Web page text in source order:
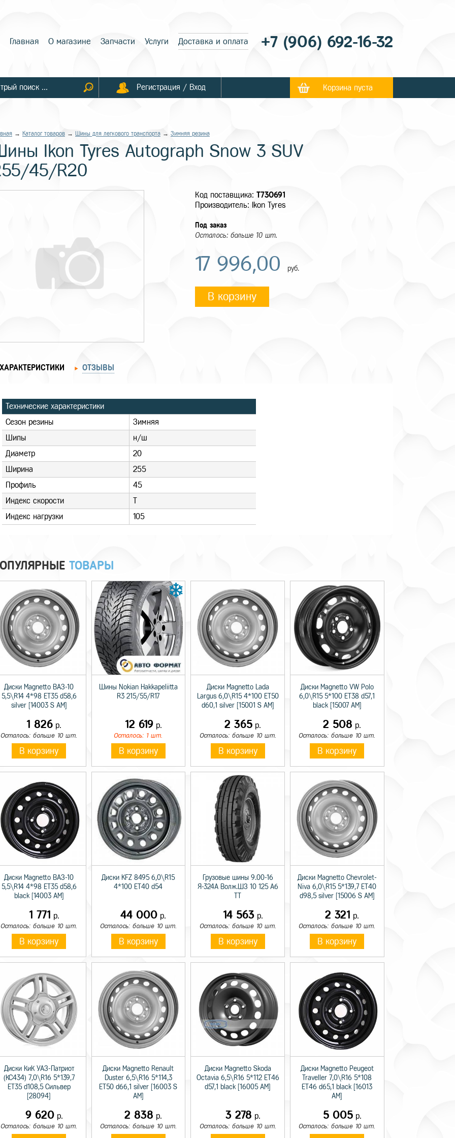
Главная О магазине Запчасти Услуги Доставка и оплата +7 (906) 692-16-32
Регистрация / Вход Корзина пуста
→ Каталог товаров → Шины для легкового транспорта → Зимняя резина
Ikon Tyres Autograph Snow 3 SUV
45/R20
Код поставщика: T730691
Производитель: Ikon Tyres
Под заказ
Осталось: больше 10 шт.
17 996,00 руб.
В корзину
ХАРАКТЕРИСТИКИ ОТЗЫВЫ
Технические характеристики
Сезон резины
Зимняя
Шипы
н/ш
Диаметр
20
Ширина
255
Профиль
45
Индекс скорости
T
Индекс нагрузки
105
ТОВАРЫ
Диски Magnetto ВАЗ-10
5,5\R14 4*98 ET35 d58,6
silver [14003 S AM]
1 826 р.
Осталось: больше 10 шт.
В корзину
Шины Nokian Hakkapeliitta
R3 215/55/R17
12 619р.
Осталось: 1 шт.
В корзину
Диски Magnetto Lada
Largus 6,0\R15 4*100 ET50
d60,1 silver [15001 S AM]
2 365 р.
Осталось: больше 10 шт.
В корзину
Диски Magnetto VW Polo
6,0\R15 5*100 ET38 d57,1
black [15007 AM]
2 508 р.
Осталось: больше 10 шт.
В корзину
Диски Magnetto ВАЗ-10
5,5\R14 4*98 ET35 d58,6
black [14003 AM]
1 771 р.
Осталось: больше 10 шт.
В корзину
Диски KFZ 8495 6,0\R15
4*100 ET40 d54
44 000 р.
Осталось: больше 10 шт.
В корзину
Грузовые шины 9.00-16
Я-324А Волж.ШЗ 10 125 A6
14 563р.
Осталось: больше 10 шт.
В корзину
Диски Magnetto Chevrolet-
Niva 6,0\R15 5*139,7 ET40
d98,5 silver [15006 S AM]
2 321 р.
Осталось: больше 10 шт.
В корзину
Диски КиК УАЗ-Патриот
(КС434) 7,0\R16 5*139,7
ET35 d108,5 Сильвер
[28094]
9 620р.
Осталось: больше 10 шт.
Диски Magnetto Renault
Duster 6,5\R16 5*114,3
ET50 d66,1 silver [16003 S
AM]
2 838 р.
Осталось: больше 10 шт.
Диски Magnetto Skoda
Octavia 6,5\R16 5*112 ET46
d57,1 black [16005 AM]
3 278 р.
Осталось: больше 10 шт.
Диски Magnetto Peugeot
Traveller 7,0\R16 5*108
ET46 d65,1 black [16013
AM]
5 005р.
Осталось: больше 10 шт.